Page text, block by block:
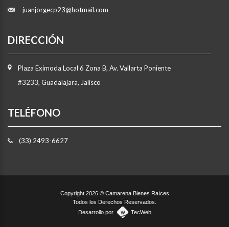
juanjorgecp23@hotmail.com
DIRECCIÓN
Plaza Eximoda Local 6 Zona B, Av. Vallarta Poniente
#3233, Guadalajara, Jalisco
TELÉFONO
(33) 2493-6627
Copyright 2026 © Camarena Bienes Raíces
Todos los Derechos Reservados.
Desarrollo por
TecWeb